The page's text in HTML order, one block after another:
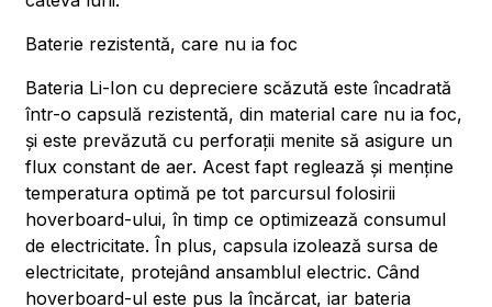
Baterie rezistentă, care nu ia foc
Bateria Li-Ion cu depreciere scăzută este încadrată
într-o capsulă rezistentă, din material care nu ia foc,
și este prevăzută cu perforații menite să asigure un
flux constant de aer. Acest fapt reglează și menține
temperatura optimă pe tot parcursul folosirii
hoverboard-ului, în timp ce optimizează consumul
de electricitate. În plus, capsula izolează sursa de
electricitate, protejând ansamblul electric. Când
hoverboard-ul este pus la încărcat, iar bateria